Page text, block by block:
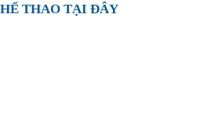
THAO TẠI ĐÂY